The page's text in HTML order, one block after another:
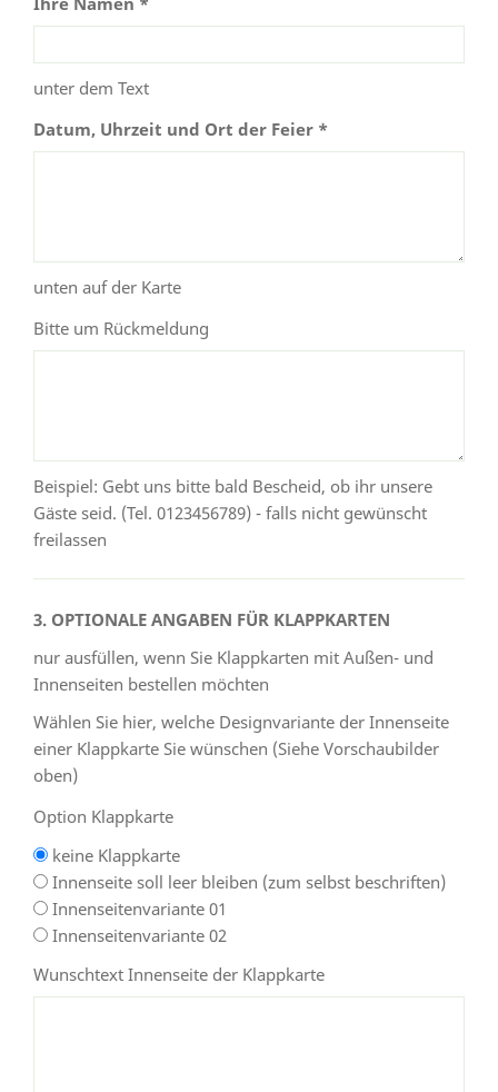
unter dem Text
Datum, Uhrzeit und Ort der Feier *
unten auf der Karte
Bitte um Rückmeldung
Beispiel: Gebt uns bitte bald Bescheid, ob ihr unsere
Gäste seid. (Tel. 0123456789) - falls nicht gewünscht
freilassen
3. OPTIONALE ANGABEN FÜR KLAPPKARTEN
nur ausfüllen, wenn Sie Klappkarten mit Außen- und
Innenseiten bestellen möchten
Wählen Sie hier, welche Designvariante der Innenseite
einer Klappkarte Sie wünschen (Siehe Vorschaubilder
oben)
Option Klappkarte
keine Klappkarte
Innenseite soll leer bleiben (zum selbst beschriften)
Innenseitenvariante 01
Innenseitenvariante 02
Wunschtext Innenseite der Klappkarte